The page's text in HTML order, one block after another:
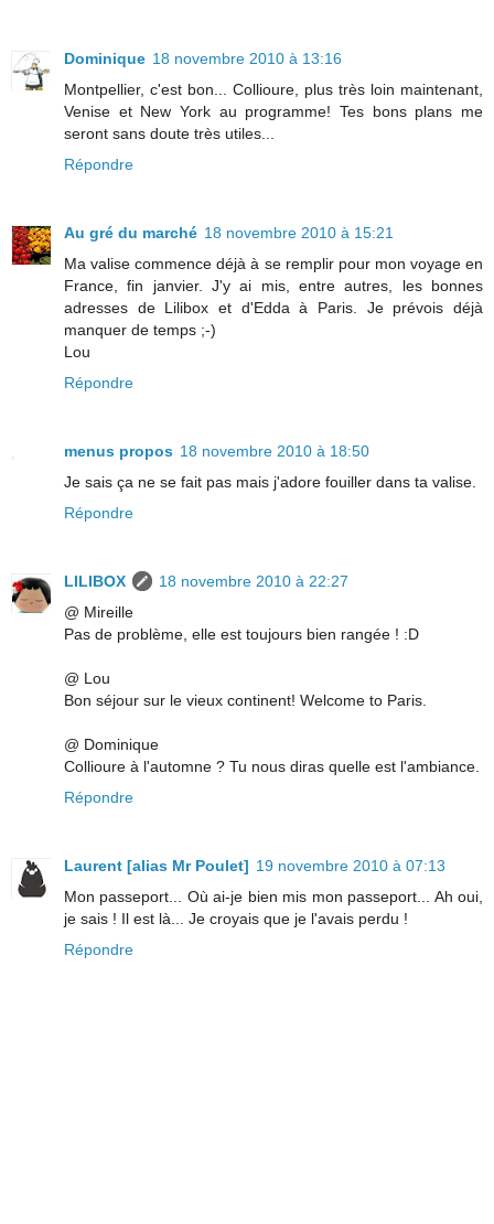
Dominique 18 novembre 2010 à 13:16
Montpellier, c'est bon... Collioure, plus très loin maintenant,
Venise et New York au programme! Tes bons plans me
seront sans doute très utiles...
Répondre
Au gré du marché 18 novembre 2010 à 15:21
Ma valise commence déjà à se remplir pour mon voyage en
France, fin janvier. J'y ai mis, entre autres, les bonnes
adresses de Lilibox et d'Edda à Paris. Je prévois déjà
manquer de temps ;-)
Lou
Répondre
menus propos 18 novembre 2010 à 18:50
Je sais ça ne se fait pas mais j'adore fouiller dans ta valise.
Répondre
LILIBOX
18 novembre 2010 à 22:27
@ Mireille
Pas de problème, elle est toujours bien rangée ! :D
@ Lou
Bon séjour sur le vieux continent! Welcome to Paris.
@ Dominique
Collioure à l'automne ? Tu nous diras quelle est l'ambiance.
Répondre
Laurent [alias Mr Poulet] 19 novembre 2010 à 07:13
Mon passeport... Où ai-je bien mis mon passeport... Ah oui,
je sais ! Il est là... Je croyais que je l'avais perdu !
Répondre